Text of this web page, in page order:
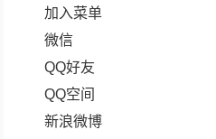
加入菜单
微信
QQ好友
QQ空间
新浪微博